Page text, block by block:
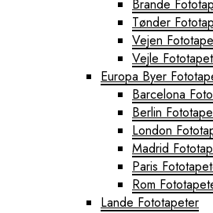
Brande
Tønder
Vejen
Vejle
Europa Byer
Barcelona
Berlin
London
Madrid
Paris
Rom
Lande Fototapeter